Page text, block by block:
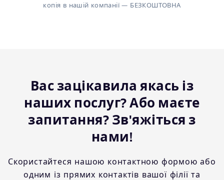
копія в нашій компанії — БЕЗКОШТОВНА
Вас зацікавила якась із
наших послуг? Або маєте
запитання? Зв'яжіться з
нами!
Скористайтеся нашою контактною формою або
одним із прямих контактів вашої філії та